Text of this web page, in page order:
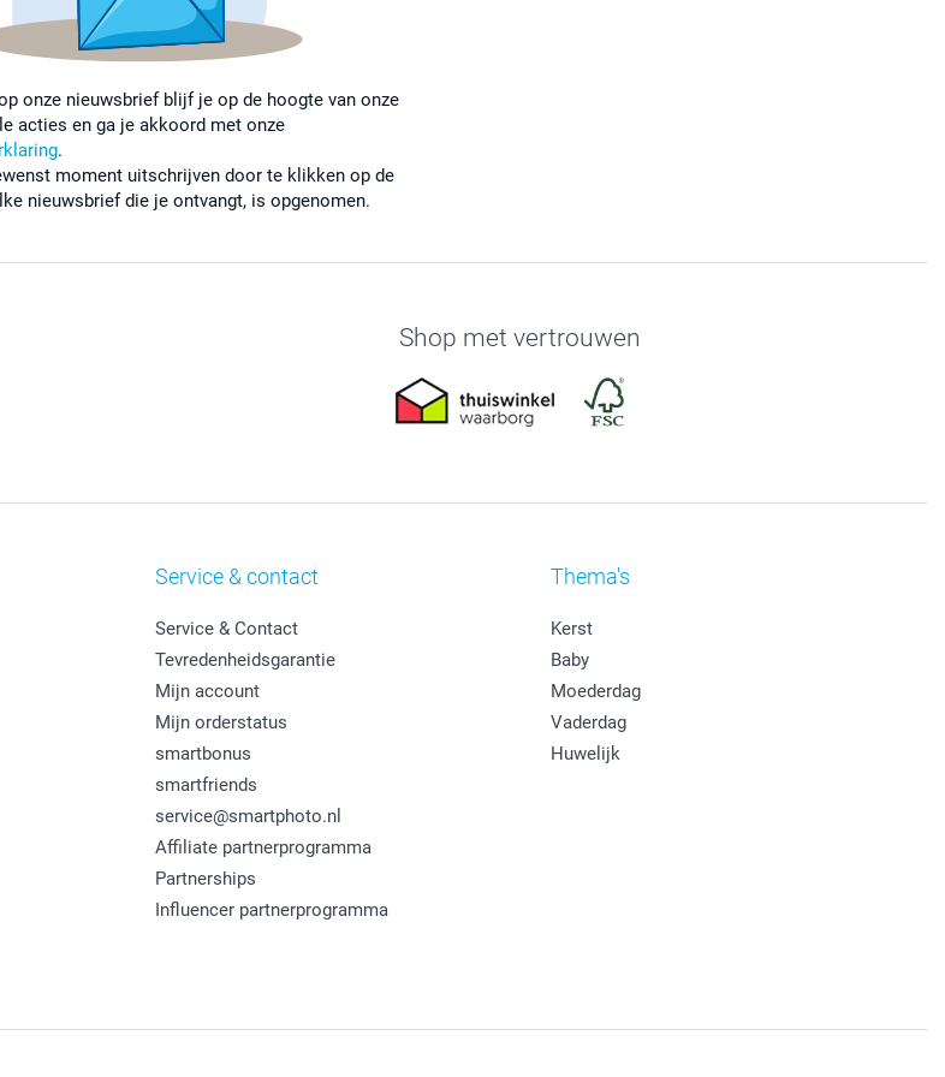
onze nieuwsbrief blijf je op de hoogte van onze
acties en ga je akkoord met onze
.
moment uitschrijven door te klikken op de
nieuwsbrief die je ontvangt, is opgenomen.
Shop met vertrouwen
Service & contact
Service & Contact
Tevredenheidsgarantie
Mijn account
Mijn orderstatus
smartbonus
smartfriends
service@smartphoto.nl
Affiliate partnerprogramma
Partnerships
Influencer partnerprogramma
Thema's
Kerst
Baby
Moederdag
Vaderdag
Huwelijk